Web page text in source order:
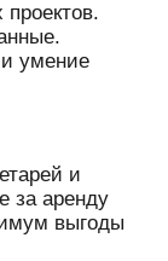
умение
и
за аренду
выгоды